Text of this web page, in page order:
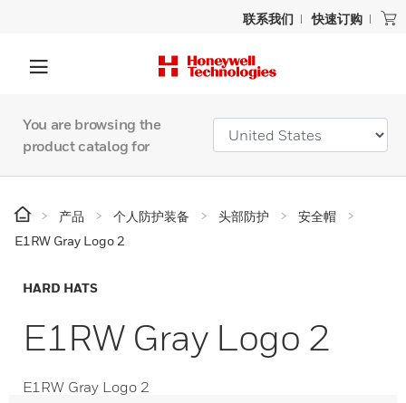
联系我们 快速订购
You are browsing the
product catalog for
产品 个人防护装备 头部防护
安全帽
E1RW Gray Logo 2
HARD HATS
E1RW Gray Logo 2
E1RW Gray Logo 2